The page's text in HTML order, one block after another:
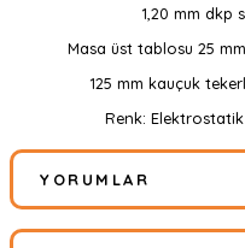
1,20 mm dkp
Masa üst tablosu 25
125 mm kauçuk
Renk: Elektrostatik
YORUMLAR